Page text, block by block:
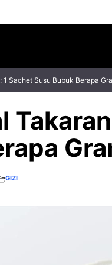
Sachet Susu Bubuk Berapa
GIZI